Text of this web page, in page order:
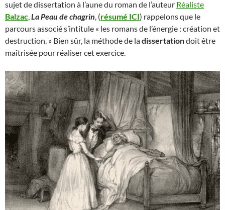
sujet de dissertation à l’aune du roman de l’auteur Réaliste
Balzac,La Peau de chagrin, (résumé ICI) rappelons que le
parcours associé s’intitule « les romans de l’énergie : création et
destruction. » Bien sûr, la méthode de ladissertationdoit être
maîtrisée pour réaliser cet exercice.